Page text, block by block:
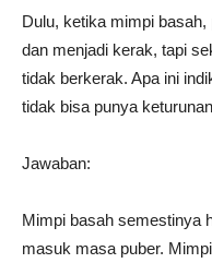
Dulu, ketika mimpi
dan menjadi kerak, tapi
tidak berkerak. Apa ini
tidak bisa punya
Jawaban:
Mimpi basah semestinya
masuk masa puber.